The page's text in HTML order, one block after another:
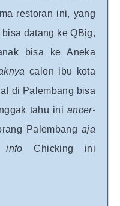
restoran ini, yang
datang ke QBig,
bisa ke Aneka
calon ibu kota
di Palembang bisa
tahu ini ancer-
Palembang aja
infoChicking ini